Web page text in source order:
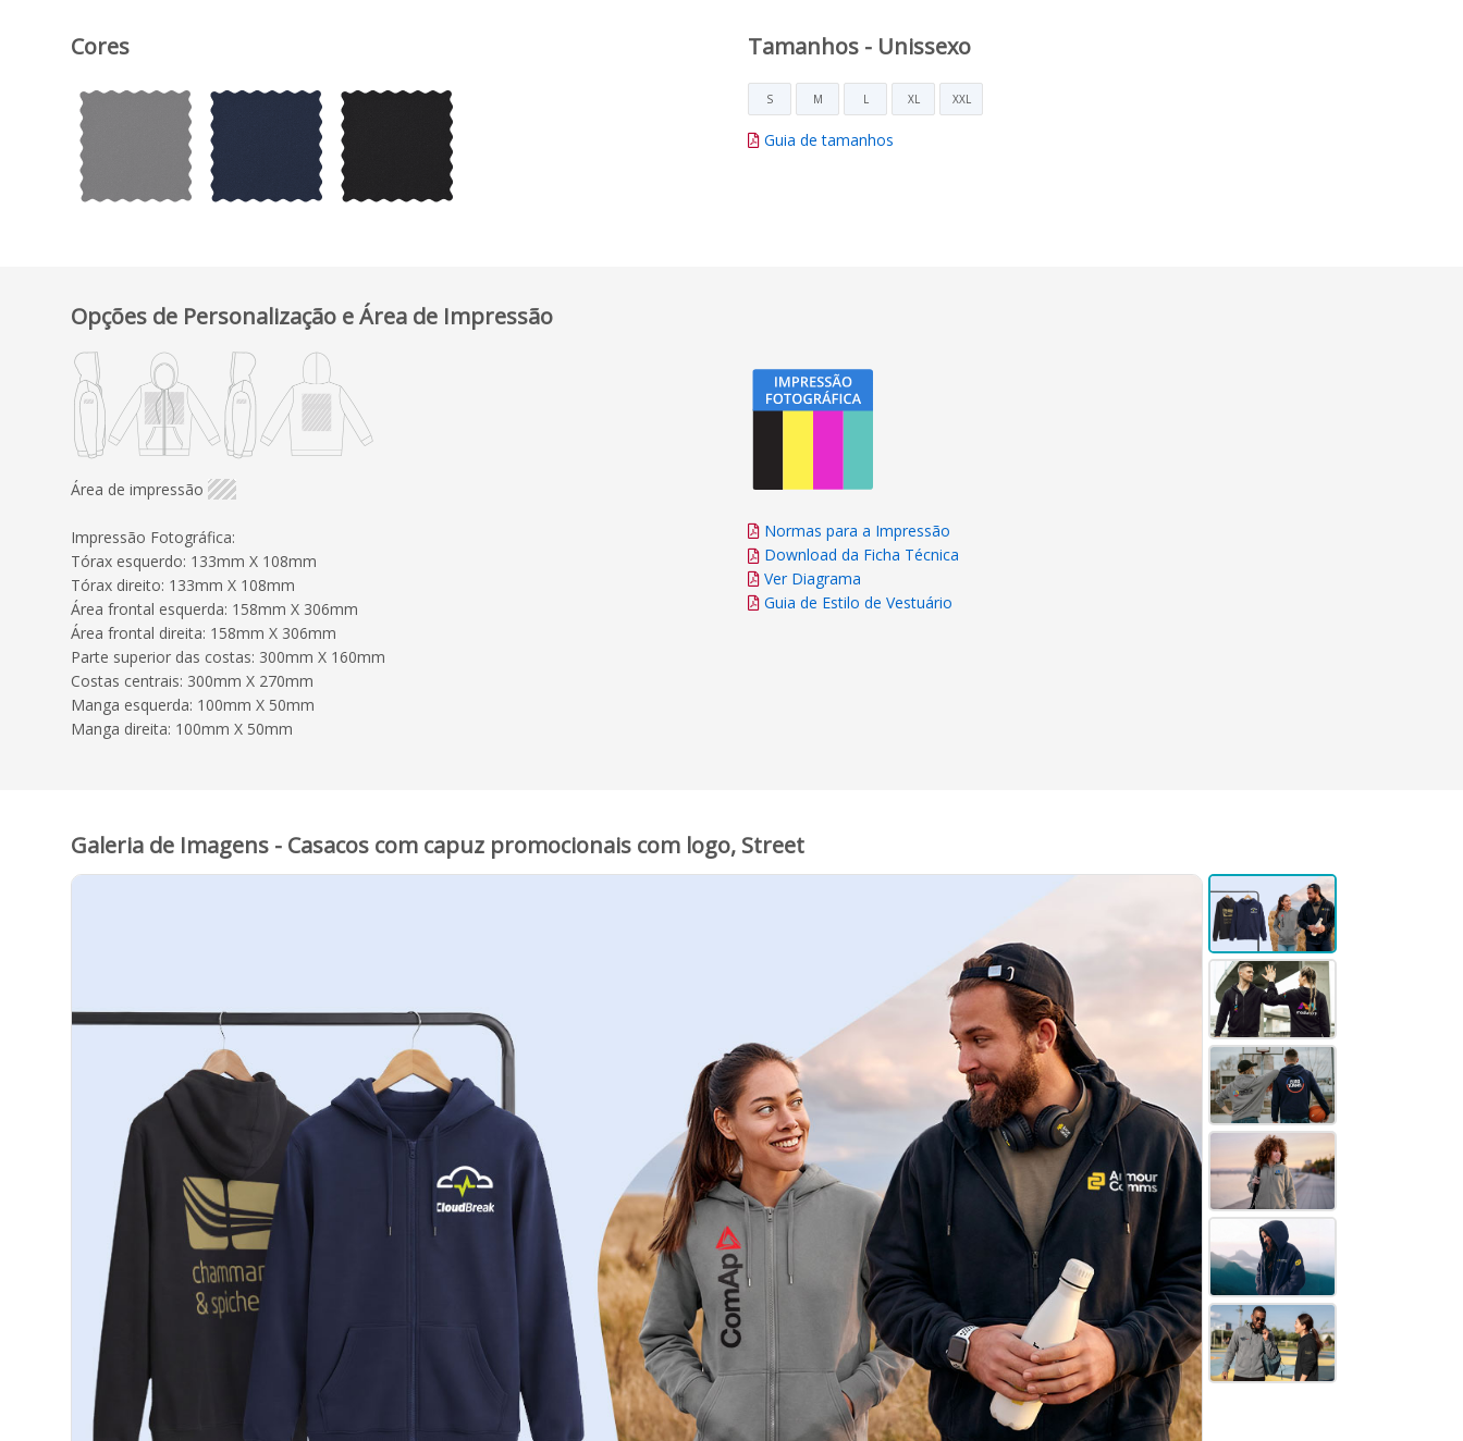
Tamanhos - Unissexo
S M L XL XXL
Guia de tamanhos
Cores
Opções de Personalização e Área de Impressão
Área de impressão
Impressão Fotográfica:
Tórax esquerdo: 133mm X 108mm
Tórax direito: 133mm X 108mm
Área frontal esquerda: 158mm X 306mm
Área frontal direita: 158mm X 306mm
Parte superior das costas: 300mm X 160mm
Costas centrais: 300mm X 270mm
Manga esquerda: 100mm X 50mm
Manga direita: 100mm X 50mm
Normas para a Impressão
Download da Ficha Técnica
Ver Diagrama
Guia de Estilo de Vestuário
Galeria de Imagens - Casacos com capuz promocionais com logo, Street